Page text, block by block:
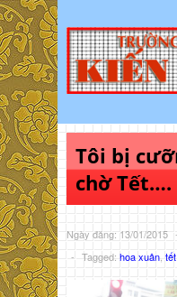
Tôi bị
chờ Tết….
Ngày đăng: 13/01/2015 -
- Tagged: hoa xuân